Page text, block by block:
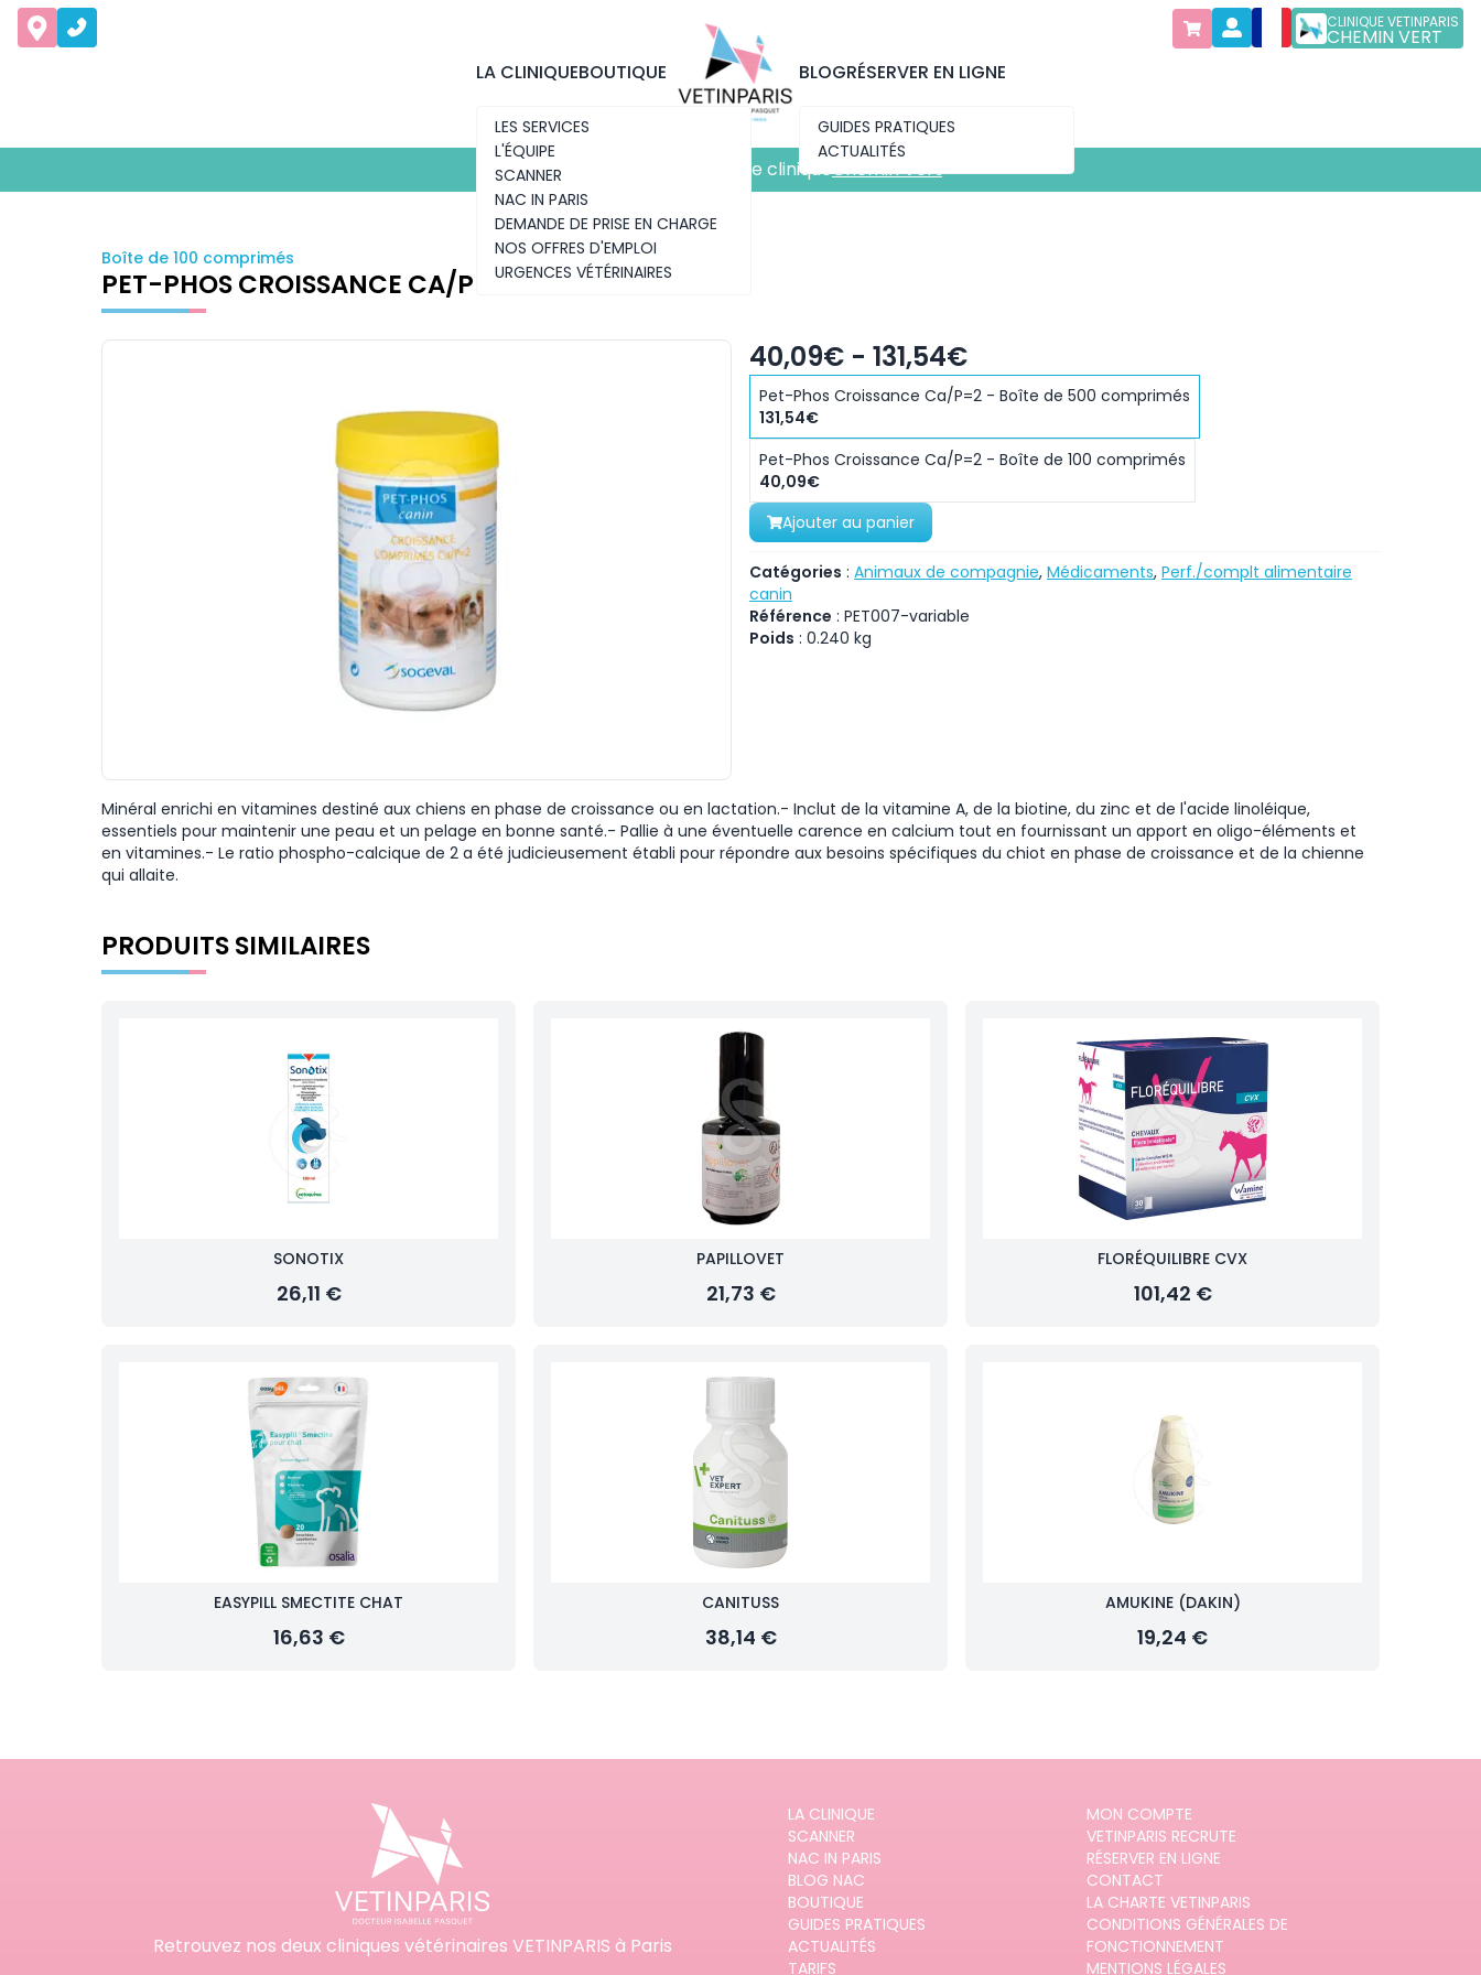
CLINIQUE VETINPARIS
CHEMIN VERT
LA CLINIQUE
LES SERVICES
L'ÉQUIPE
SCANNER
NAC IN PARIS
DEMANDE DE PRISE EN CHARGE
NOS OFFRES D'EMPLOI
URGENCES VÉTÉRINAIRES
BOUTIQUE BLOG
GUIDES PRATIQUES
ACTUALITÉS
RÉSERVER EN LIGNE
Découvrez notre nouvelle cliniqueChemin Vert
Découvrez notre nouvelle clinique
Boîte de 100 comprimés
PET-PHOS CROISSANCE CA/P=2
40,09€ - 131,54€
Pet-Phos Croissance Ca/P=2 - Boîte de 500 comprimés
131,54€
Pet-Phos Croissance Ca/P=2 - Boîte de 100 comprimés
40,09€
Ajouter au panier
Catégories : Animaux de compagnie, Médicaments, Perf./complt alimentaire
canin
Référence : PET007-variable
Poids : 0.240 kg
Minéral enrichi en vitamines destiné aux chiens en phase de croissance ou en lactation.- Inclut de la vitamine A, de la biotine, du zinc et de l'acide linoléique,
essentiels pour maintenir une peau et un pelage en bonne santé.- Pallie à une éventuelle carence en calcium tout en fournissant un apport en oligo-éléments et
en vitamines.- Le ratio phospho-calcique de 2 a été judicieusement établi pour répondre aux besoins spécifiques du chiot en phase de croissance et de la chienne
qui allaite.
PRODUITS SIMILAIRES
SONOTIX
26,11 €
PAPILLOVET
21,73 €
FLORÉQUILIBRE CVX
101,42 €
EASYPILL SMECTITE CHAT
16,63 €
CANITUSS
38,14 €
AMUKINE (DAKIN)
19,24 €
Retrouvez nos deux cliniques vétérinaires VETINPARIS à Paris
LA CLINIQUE
SCANNER
NAC IN PARIS
BLOG NAC
BOUTIQUE
GUIDES PRATIQUES
ACTUALITÉS
TARIFS
MON COMPTE
VETINPARIS RECRUTE
RÉSERVER EN LIGNE
CONTACT
LA CHARTE VETINPARIS
CONDITIONS GÉNÉRALES DE
FONCTIONNEMENT
MENTIONS LÉGALES